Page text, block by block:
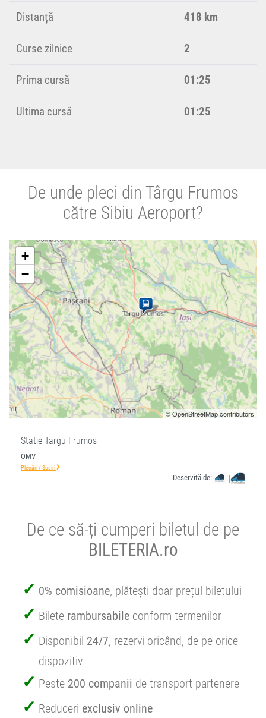
Distanță 418 km
Curse zilnice 2
Prima cursă 01:25
Ultima cursă 01:25
De unde pleci din Târgu Frumos
către Sibiu Aeroport?
+
−
© OpenStreetMap contributors
Statie Targu Frumos
OMV
Plecări / Sosiri
Deservită de: |
De ce să-ți cumperi biletul de pe
BILETERIA.ro
0% comisioane, plătești doar prețul biletului
Bilete rambursabile conform termenilor
Disponibil 24/7, rezervi oricând, de pe orice
dispozitiv
Peste 200 companii de transport partenere
Reduceri exclusiv online